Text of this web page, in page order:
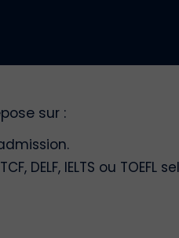
sur :
IELTS ou TOEFL